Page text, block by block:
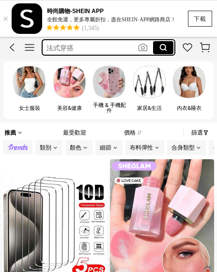
下載
×
時尚購物-SHEIN APP
全館免運，更多專屬折扣，盡在SHEIN·APP網路商店！
(1,345)
squishy
plus size women tshirt
法式穿搭
lace shirts
squishy
plus size women tshirt
女士服裝 美容&健康 手機 & 手機配
件 家居&生活 內衣&睡衣
推薦 最受歡迎 價格 篩選
類別 顏色 細節 布料彈性 合身類型